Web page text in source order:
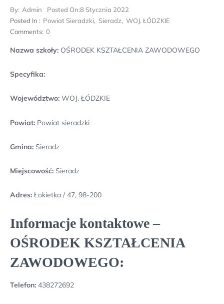
By: Admin Posted On:8 Stycznia 2022
Posted In : Powiat Sieradzki, Sieradz, WOJ. ŁÓDZKIE
Comments: 0
Nazwa szkoły: OŚRODEK KSZTAŁCENIA ZAWODOWEGO
Specyfika:
Województwo: WOJ. ŁÓDZKIE
Powiat: Powiat sieradzki
Gmina: Sieradz
Miejscowość: Sieradz
Adres: Łokietka / 47, 98-200
Informacje kontaktowe –
OŚRODEK KSZTAŁCENIA
ZAWODOWEGO:
Telefon: 438272692